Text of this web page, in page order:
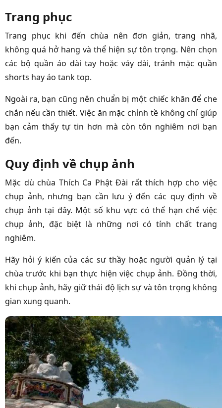
Trang phục
Trang phục khi đến chùa nên đơn giản, trang nhã,
không quá hở hang và thể hiện sự tôn trọng. Nên chọn
các bộ quần áo dài tay hoặc váy dài, tránh mặc quần
shorts hay áo tank top.
Ngoài ra, bạn cũng nên chuẩn bị một chiếc khăn để che
chắn nếu cần thiết. Việc ăn mặc chỉnh tề không chỉ giúp
bạn cảm thấy tự tin hơn mà còn tôn nghiêm nơi bạn
đến.
Quy định về chụp ảnh
Mặc dù chùa Thích Ca Phật Đài rất thích hợp cho việc
chụp ảnh, nhưng bạn cần lưu ý đến các quy định về
chụp ảnh tại đây. Một số khu vực có thể hạn chế việc
chụp ảnh, đặc biệt là những nơi có tính chất trang
nghiêm.
Hãy hỏi ý kiến của các sư thầy hoặc người quản lý tại
chùa trước khi bạn thực hiện việc chụp ảnh. Đồng thời,
khi chụp ảnh, hãy giữ thái độ lịch sự và tôn trọng không
gian xung quanh.